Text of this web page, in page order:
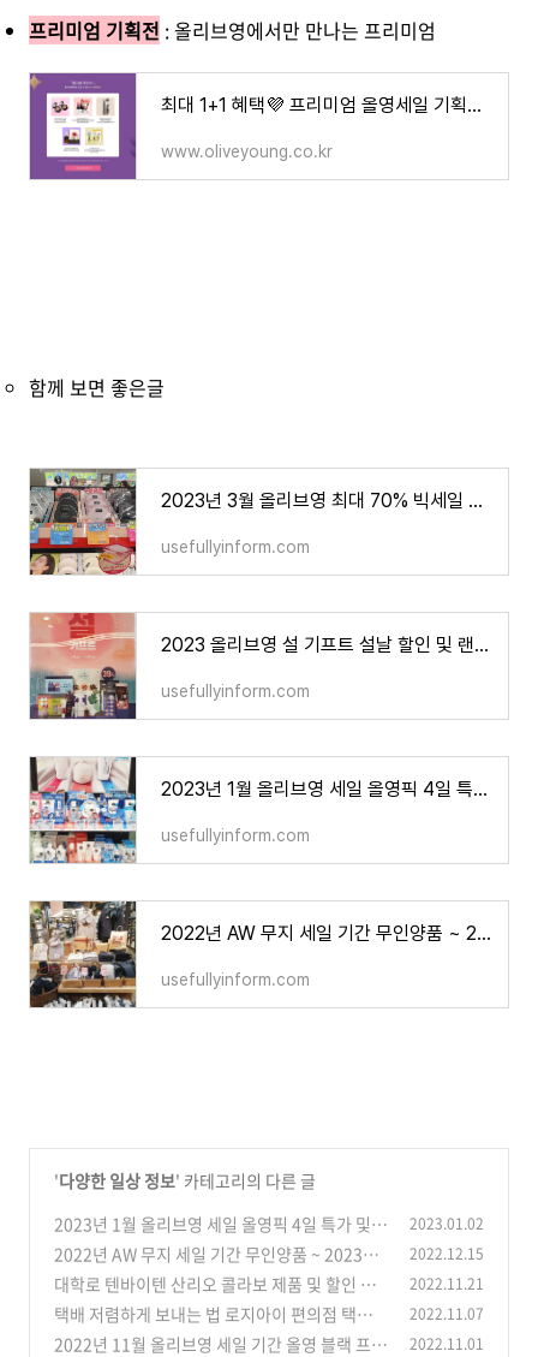
프리미엄 기획전 : 올리브영에서만 만나는 프리미엄
최대 1+1 혜택💜 프리미엄 올영세일 기획전 상세 | 올리브영
www.oliveyoung.co.kr
함께 보면 좋은글
2023년 3월 올리브영 최대 70% 빅세일 올영세일 기간 및 할인 정보
usefullyinform.com
2023 올리브영 설 기프트 설날 할인 및 랜선쇼핑위크 정보
usefullyinform.com
2023년 1월 올리브영 세일 올영픽 4일 특가 및 올리브키트 정보
usefullyinform.com
2022년 AW 무지 세일 기간 무인양품 ~ 2023년 연초 할인 정보
usefullyinform.com
'다양한 일상 정보' 카테고리의 다른 글
2023년 1월 올리브영 세일 올영픽 4일 특가 및
올리브키트 정보
(0)
2023.01.02
2022년 AW 무지 세일 기간 무인양품 ~ 2023년
연초 할인 정보
(0)
2022.12.15
대학로 텐바이텐 산리오 콜라보 제품 및 할인 정
보
(0)
2022.11.21
택배 저렴하게 보내는 법 로지아이 편의점 택배
싸게 보내기 (0)
2022.11.07
2022년 11월 올리브영 세일 기간 올영 블랙 프라
2022.11.01